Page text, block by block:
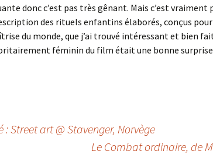
donc c’est pas très gênant. Mais c’est vraiment
des rituels enfantins élaborés, conçus pour
du monde, que j’ai trouvé intéressant et bien
féminin du film était une bonne surprise
: Street art @ Stavenger, Norvège
Le Combat ordinaire, de